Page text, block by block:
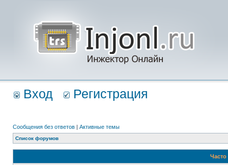
Вход Регистрация
Сообщения без ответов | Активные темы
Список форумов